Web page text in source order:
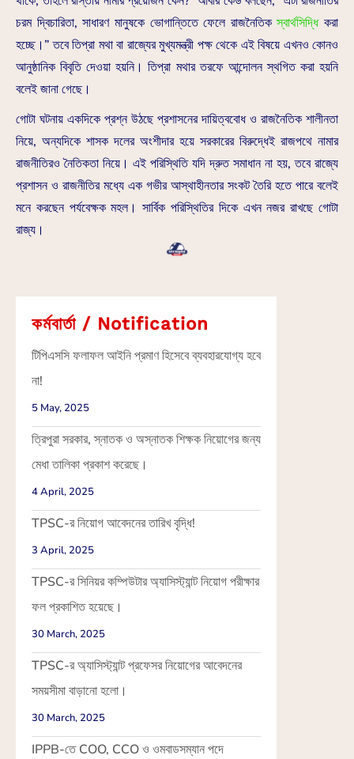
চরম দ্বিচারিতা, সাধারণ মানুষকে ভোগান্তিতে ফেলে রাজনৈতিকস্বার্থসিদ্ধিকরা
হচ্ছে।” তবে তিপ্রা মথা বা রাজ্যের মুখ্যমন্ত্রী পক্ষ থেকে এই বিষয়ে এখনও কোনও
আনুষ্ঠানিক বিবৃতি দেওয়া হয়নি। তিপ্রা মথার তরফে আন্দোলন স্থগিত করা হয়নি
বলেই জানা গেছে।
গোটা ঘটনায় একদিকে প্রশ্ন উঠছে প্রশাসনের দায়িত্ববোধ ও রাজনৈতিক শালীনতা
নিয়ে, অন্যদিকে শাসক দলের অংশীদার হয়ে সরকারের বিরুদ্ধেই রাজপথে নামার
রাজনীতিরও নৈতিকতা নিয়ে। এই পরিস্থিতি যদি দ্রুত সমাধান না হয়, তবে রাজ্যে
প্রশাসন ও রাজনীতির মধ্যে এক গভীর আস্থাহীনতার সংকট তৈরি হতে পারে বলেই
মনে করছেন পর্যবেক্ষক মহল। সার্বিক পরিস্থিতির দিকে এখন নজর রাখছে গোটা
রাজ্য।
কর্মবার্তা / Notification
টিপিএসসি ফলাফল আইনি প্রমাণ হিসেবে ব্যবহারযোগ্য হবে
না!
5 May, 2025
ত্রিপুরা সরকার, স্নাতক ও অস্নাতক শিক্ষক নিয়োগের জন্য
মেধা তালিকা প্রকাশ করেছে।
4 April, 2025
TPSC-র নিয়োগ আবেদনের তারিখ বৃদ্ধি!
3 April, 2025
TPSC-র সিনিয়র কম্পিউটার অ্যাসিস্ট্যান্ট নিয়োগ পরীক্ষার
ফল প্রকাশিত হয়েছে।
30 March, 2025
TPSC-র অ্যাসিস্ট্যান্ট প্রফেসর নিয়োগের আবেদনের
সময়সীমা বাড়ানো হলো।
30 March, 2025
IPPB-তে COO, CCO ও ওমবাডসম্যান পদে